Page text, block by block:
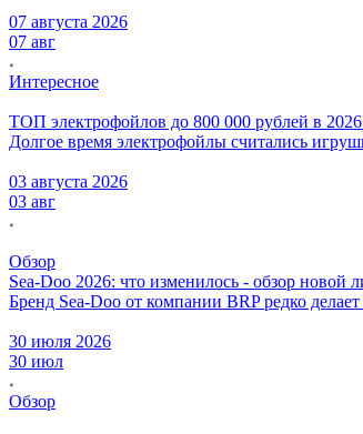
07 августа 2026
07 авг
Интересное
ТОП электрофойлов до 800 000 рублей в
Долгое время электрофойлы считались
03 августа 2026
03 авг
Обзор
Sea-Doo 2026: что изменилось - обзор новой
Бренд Sea-Doo от компании BRP редко
30 июля 2026
30 июл
Обзор